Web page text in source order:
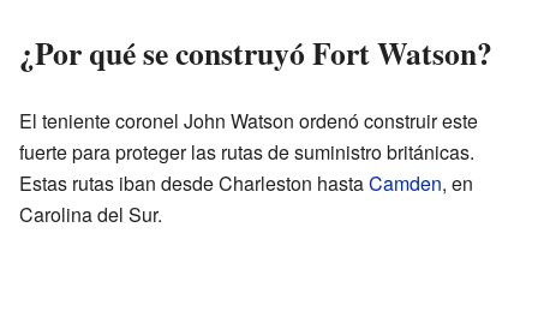
¿Por qué se construyó Fort Watson?
El teniente coronel John Watson ordenó construir este
fuerte para proteger las rutas de suministro británicas.
Estas rutas iban desde Charleston hastaCamden, en
Carolina del Sur.